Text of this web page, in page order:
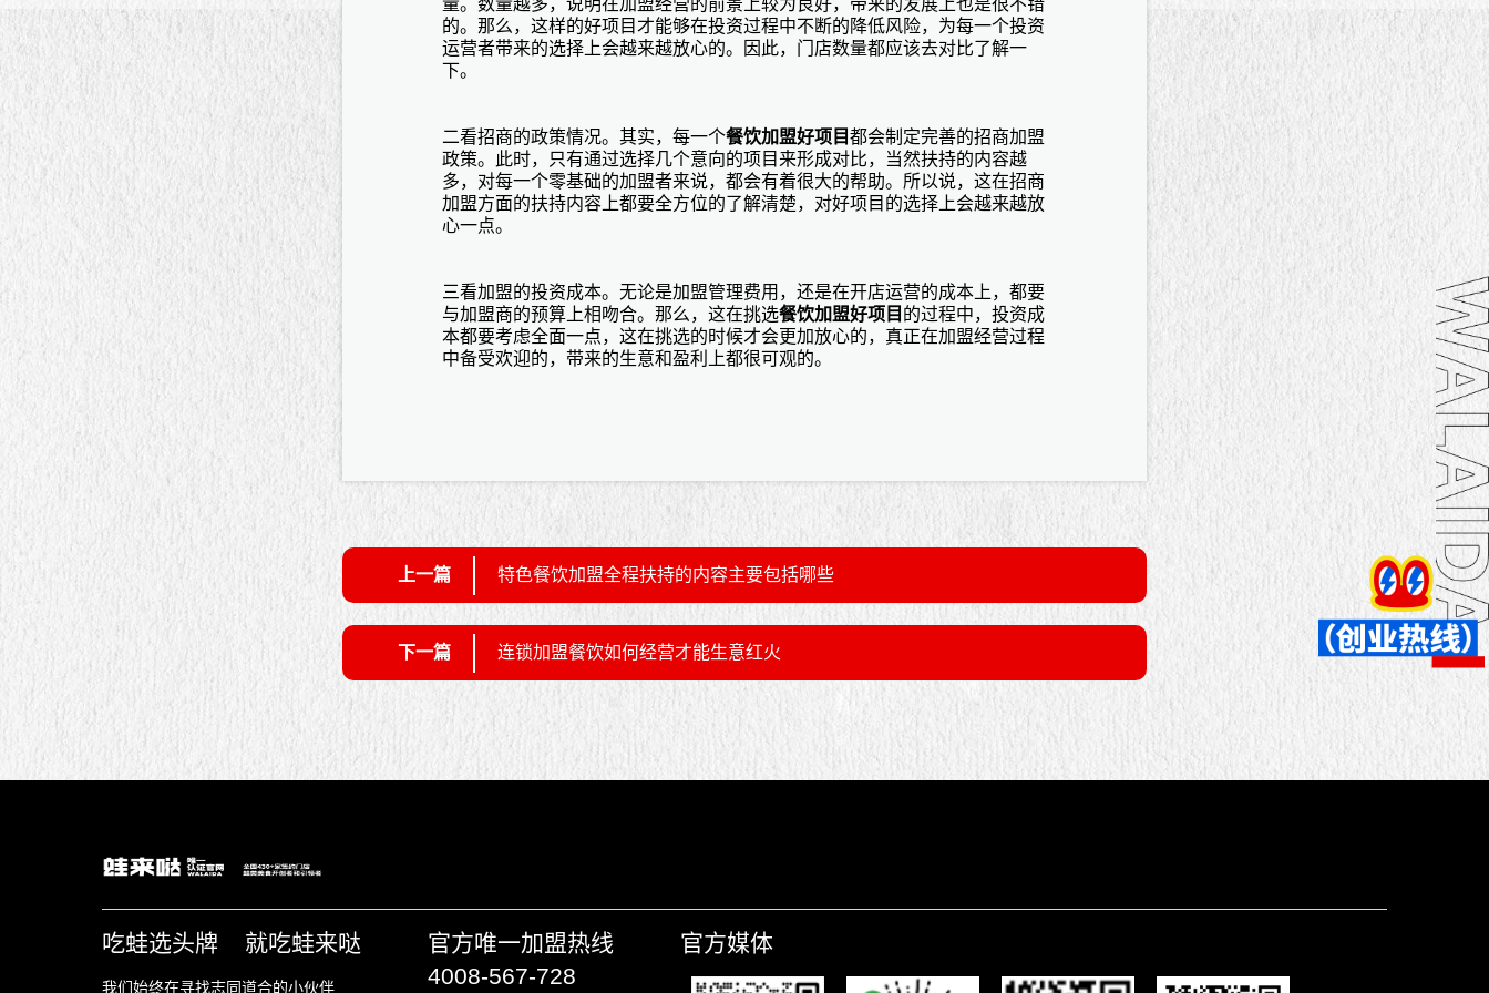
量。数量越多，说明在加盟经营的前景上较为良好，带来的发展上也是很不错
的。那么，这样的好项目才能够在投资过程中不断的降低风险，为每一个投资
运营者带来的选择上会越来越放心的。因此，门店数量都应该去对比了解一
下。
二看招商的政策情况。其实，每一个餐饮加盟好项目都会制定完善的招商加盟
政策。此时，只有通过选择几个意向的项目来形成对比，当然扶持的内容越
多，对每一个零基础的加盟者来说，都会有着很大的帮助。所以说，这在招商
加盟方面的扶持内容上都要全方位的了解清楚，对好项目的选择上会越来越放
心一点。
三看加盟的投资成本。无论是加盟管理费用，还是在开店运营的成本上，都要
与加盟商的预算上相吻合。那么，这在挑选餐饮加盟好项目 的过程中，投资成
本都要考虑全面一点，这在挑选的时候才会更加放心的，真正在加盟经营过程
中备受欢迎的，带来的生意和盈利上都很可观的。
上一篇 特色餐饮加盟全程扶持的内容主要包括哪些
下一篇 连锁加盟餐饮如何经营才能生意红火
吃蛙选头牌 就吃蛙来哒
我们始终在寻找志同道合的小伙伴
官方唯一加盟热线
4008-567-728
官方媒体